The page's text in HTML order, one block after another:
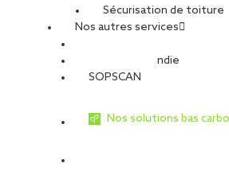
Sécurisation de toiture
Nos autres services
Sécurité Incendie
SOPSCAN
Nos solutions bas